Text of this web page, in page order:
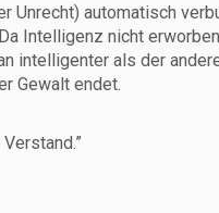
automatisch
Intelligenz nicht
intelligenter als der
Gewalt endet.